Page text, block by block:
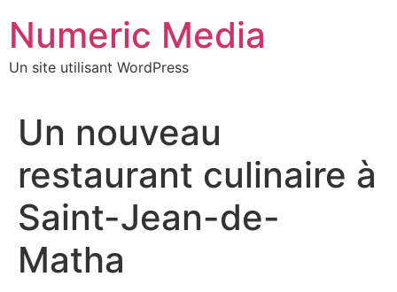
contenu
Numeric Media
Un site utilisant WordPress
Un nouveau
restaurant culinaire à
Saint-Jean-de-
Matha